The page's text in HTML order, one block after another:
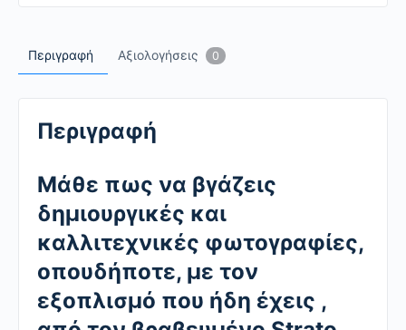
quantity
Περιγραφή Αξιολογήσεις 0
Περιγραφή
Mάθε πως να βγάζεις
δημιουργικές και
καλλιτεχνικές φωτογραφίες,
οπουδήποτε, με τον
εξοπλισμό που ήδη έχεις ,